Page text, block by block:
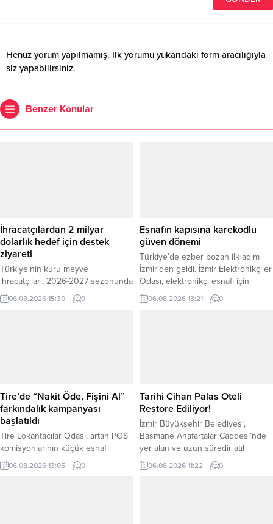
Henüz yorum yapılmamış. İlk yorumu yukarıdaki form aracılığıyla
siz yapabilirsiniz.
Benzer Konular
İhracatçılardan 2 milyar
dolarlık hedef için destek
ziyareti
Türkiye’nin kuru meyve
ihracatçıları, 2026-2027 sezonunda
2 milyar dolarlık ihracat hedefine
ulaşılması amacıyla AK Parti Genel
Gabay, çekirdeksiz kuru üzüm,
kuru kayısı ve...
06.08.2026 15:30 0
Esnafın kapısına karekodlu
güven dönemi
Türkiye’de ezber bozan ilk adım
İzmir’den geldi. İzmir Elektronikçiler
Odası, elektronikçi esnafı için
Türkiye’ye örnek teşkil edecek
“Dijital Mühür” uygulamasını
işletme bilgisi ve güvenli hizmet
sunuyor. “Karekodu Okut, Esnafını...
06.08.2026 13:21 0
Tire’de “Nakit Öde, Fişini Al”
farkındalık kampanyası
başlatıldı
Tire Lokantacılar Odası, artan POS
komisyonlarının küçük esnaf
üzerindeki mali yüküne dikkat
çekmek amacıyla “Esnafına Sahip
06.08.2026 13:05 0
Tarihi Cihan Palas Oteli
Restore Ediliyor!
İzmir Büyükşehir Belediyesi,
Basmane Anafartalar Caddesi’nde
yer alan ve uzun süredir atıl
durumda bulunan tarihi Cihan Palas
Oteli’ni (Emniyet Oteli) restore
06.08.2026 11:22 0